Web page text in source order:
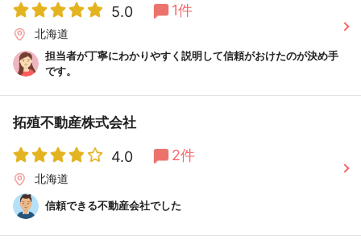
5.0 1件
北海道
担当者が丁寧にわかりやすく説明して信頼がおけたのが決め手
です。
拓殖不動産株式会社
4.0 2件
北海道
信頼できる不動産会社でした